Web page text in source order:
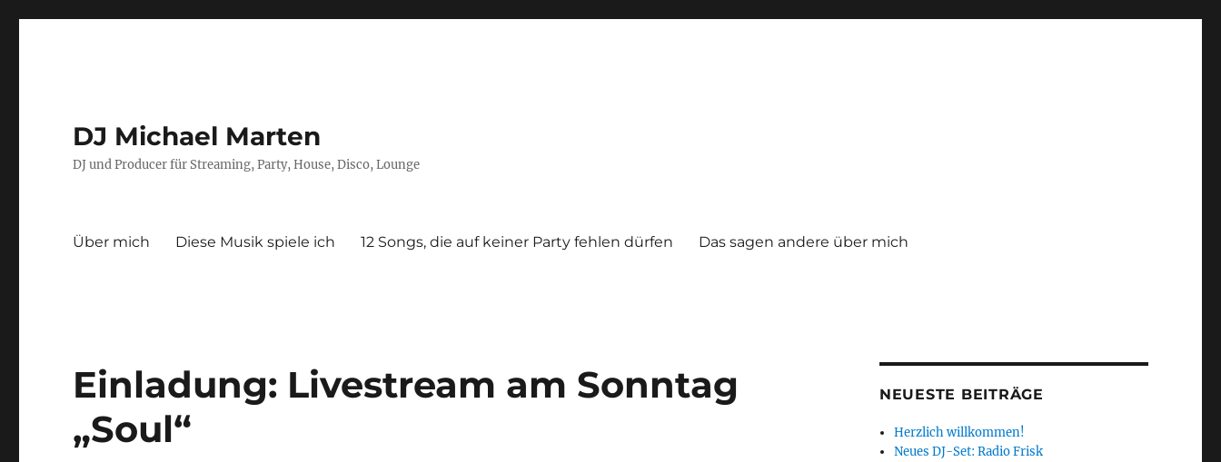
DJ Michael Marten
DJ und Producer für Streaming, Party, House, Disco, Lounge
Über mich Diese Musik spiele ich 12 Songs, die auf keiner Party fehlen dürfen Das sagen andere über mich
Einladung: Livestream am Sonntag
„Soul“
NEUESTE BEITRÄGE
Herzlich willkommen!
Neues DJ-Set: Radio Frisk